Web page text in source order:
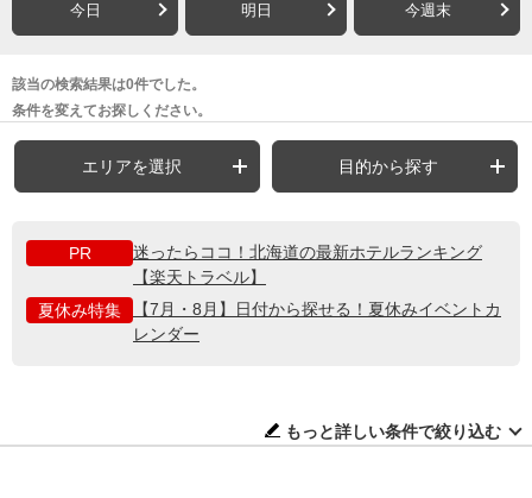
今日 明日 今週末
該当の検索結果は0件でした。
条件を変えてお探しください。
エリアを選択 目的から探す
PR
迷ったらココ！北海道の最新ホテルランキング
【楽天トラベル】
夏休み特集
【7月・8月】日付から探せる！夏休みイベントカ
レンダー
もっと詳しい条件で絞り込む